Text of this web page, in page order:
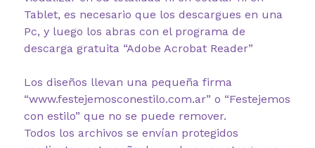
Tablet, es necesario que los descargues en una
Pc, y luego los abras con el programa de
descarga gratuita “Adobe Acrobat Reader”
Los diseños llevan una pequeña firma
“www.festejemosconestilo.com.ar” o “Festejemos
con estilo” que no se puede remover.
Todos los archivos se envían protegidos